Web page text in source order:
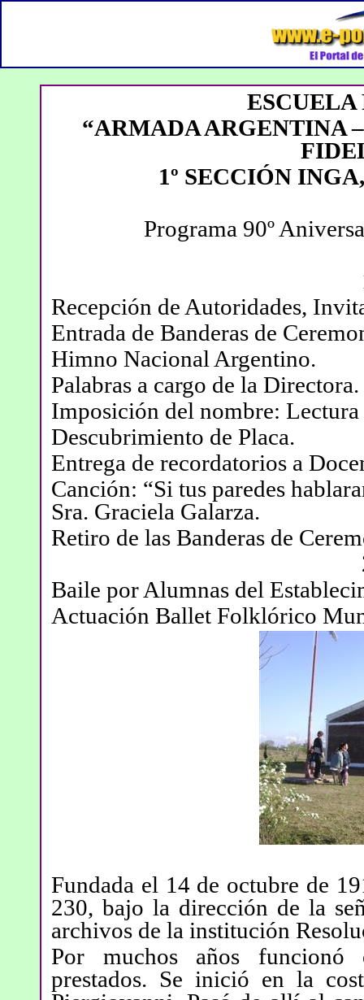
ESCUELA
“ARMADA ARGENTINA
1º SECCIÓN
Programa 90º
Recepción de Autoridades,
Entrada de Banderas de
Himno Nacional Argentino.
Palabras a cargo de la Directora.
Imposición del nombre:
Descubrimiento de Placa.
Entrega de recordatorios a
Canción: “Si tus paredes
Sra. Graciela Galarza.
Retiro de las Banderas de
Baile por Alumnas del
Actuación Ballet Folklórico
Fundada el 14 de octubre de
230, bajo la dirección de la
archivos de la institución
Por muchos años funcionó
prestados. Se inició en la